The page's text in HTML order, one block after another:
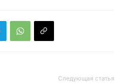
Следующая статья